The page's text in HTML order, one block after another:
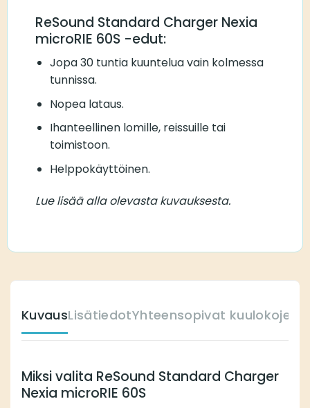
ReSound Standard Charger Nexia
microRIE 60S -edut:
Jopa 30 tuntia kuuntelua vain kolmessa
tunnissa.
Nopea lataus.
Ihanteellinen lomille, reissuille tai
toimistoon.
Helppokäyttöinen.
Lue lisää alla olevasta kuvauksesta.
KuvausLisätiedotYhteensopivat kuulokojeet
Miksi valita ReSound Standard Charger
Nexia microRIE 60S